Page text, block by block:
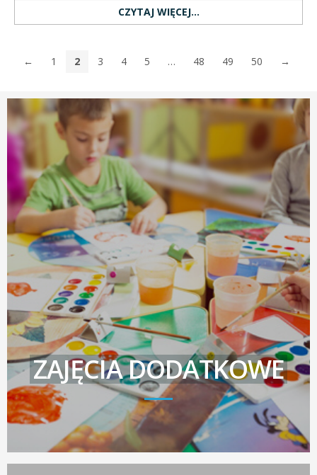
CZYTAJ WIĘCEJ...
← 1 2 3 4 5 … 48 49 50 →
ZAJĘCIA DODATKOWE